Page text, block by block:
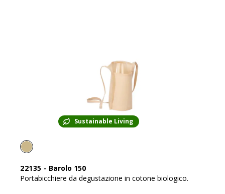
Sustainable Living
22135 - Barolo 150
Portabicchiere da degustazione in cotone biologico.